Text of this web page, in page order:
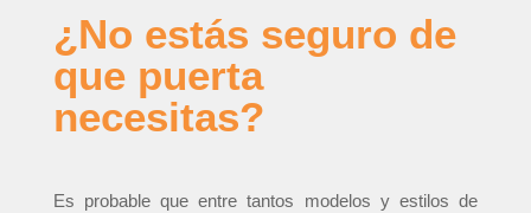
¿No estás seguro de
que puerta
necesitas?
Es probable que entre tantos modelos y estilos de